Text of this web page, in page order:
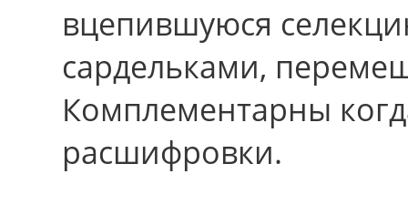
вцепившуюся
сардельками,
Комплементарны
расшифровки.